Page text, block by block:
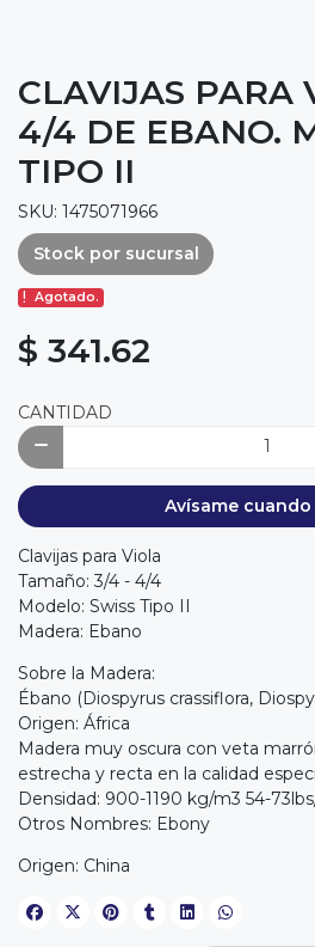
CLAVIJAS PARA
4/4 DE EBANO.
TIPO II
SKU: 1475071966
Stock por sucursal
Agotado.
$ 341.62
CANTIDAD
Avísame
Clavijas para Viola
Tamaño: 3/4 - 4/4
Modelo: Swiss Tipo II
Madera: Ebano
Sobre la Madera:
Ébano (Diospyrus crassiflora,
Origen: África
Madera muy oscura con veta
estrecha y recta en la calidad
Densidad: 900-1190 kg/m3 54-
Otros Nombres: Ebony
Origen: China